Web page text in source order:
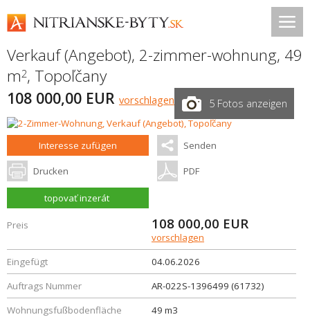
Verkauf (Angebot), 2-zimmer-wohnung, 49
m2, Topoľčany
108 000,00 EUR vorschlagen 5 Fotos anzeigen
Interesse zufügen Senden
Drucken PDF
topovať inzerát
Preis 108 000,00 EUR
vorschlagen
Eingefügt
04.06.2026
Auftrags Nummer
AR-022S-1396499 (61732)
Wohnungsfußbodenfläche
49 m3